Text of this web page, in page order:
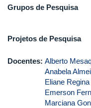
Grupos de Pesquisa
Projetos de Pesquisa
Docentes: Alberto
Anabela
Eliane
Emerson
Marciana